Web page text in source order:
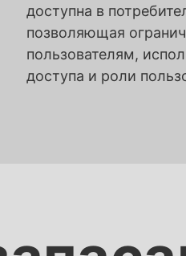
доступна в
позволяющая
пользователям,
доступа и роли